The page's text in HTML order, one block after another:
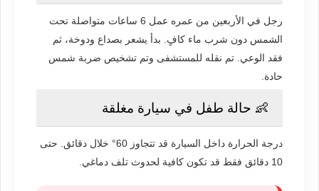
رجل في الأربعين من عمره عمل 6 ساعات متواصلة تحت
الشمس دون شرب ماء كافٍ. بدأ يشعر بصداع ودوخة، ثم
فقد الوعي. تم نقله للمستشفى وتم تشخيص ضربة شمس
حادة.
👶 حالة طفل في سيارة مغلقة
درجة الحرارة داخل السيارة قد تتجاوز 60° خلال دقائق. حتى
10 دقائق فقط قد تكون كافية لحدوث تلف دماغي.